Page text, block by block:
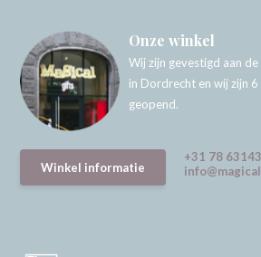
Onze winkel
Wij zijn gevestigd aan
in Dordrecht en wij zijn
geopend.
Winkel informatie
+31 78